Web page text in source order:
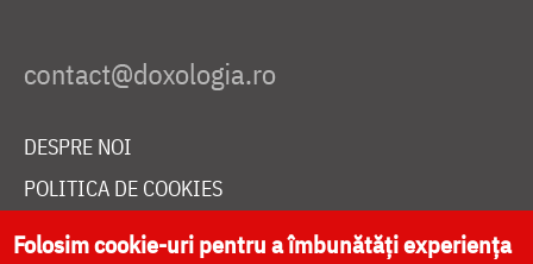
DESPRE NOI
POLITICA DE COOKIES
DONEAZĂ ONLINE PENTRU CATEDRALA NAȚIONALĂ
Folosim cookie-uri pentru a îmbunătăți experiența